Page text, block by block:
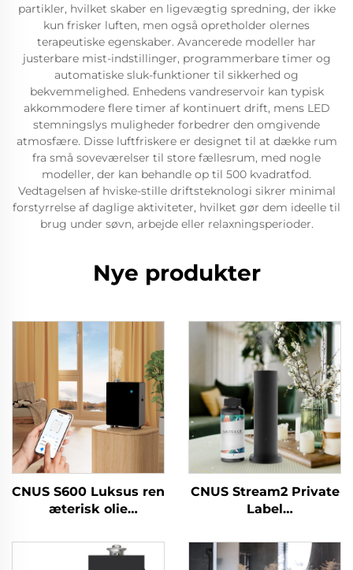
partikler, hvilket skaber en ligevægtig spredning, der ikke
kun frisker luften, men også opretholder olernes
terapeutiske egenskaber. Avancerede modeller har
justerbare mist-indstillinger, programmerbare timer og
automatiske sluk-funktioner til sikkerhed og
bekvemmelighed. Enhedens vandreservoir kan typisk
akkommodere flere timer af kontinuert drift, mens LED
stemningslys muligheder forbedrer den omgivende
atmosfære. Disse luftfriskere er designet til at dække rum
fra små soveværelser til store fællesrum, med nogle
modeller, der kan behandle op til 500 kvadratfod.
Vedtagelsen af hviske-stille driftsteknologi sikrer minimal
forstyrrelse af daglige aktiviteter, hvilket gør dem ideelle til
brug under søvn, arbejde eller relaxningsperioder.
Nye produkter
CNUS S600 Luksus ren
æterisk olie
Logo Aroma Diffuser
Wifi Control Elektrisk
CNUS Stream2 Private
Label
Plug In 150ML Flora
Duft Olie Cold Mist